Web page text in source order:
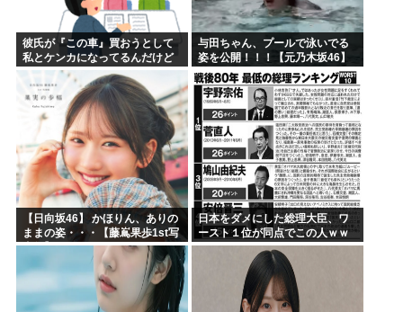
彼氏が『この車』買おうとして
私とケンカになってるんだけど
ｗｗｗｗｗｗ
与田ちゃん、プールで泳いでる
姿を公開！！！【元乃木坂46】
【日向坂46】 かほりん、ありの
ままの姿・・・【藤嶌果歩1st写
真集】
日本をダメにした総理大臣、ワ
ースト１位が同点でこの人ｗｗ
ｗｗｗｗ